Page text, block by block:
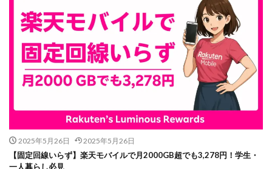
2025年5月26日 2025年5月26日
【固定回線いらず】楽天モバイルで月2000GB超でも3,278円！学生・
一人暮らし必見